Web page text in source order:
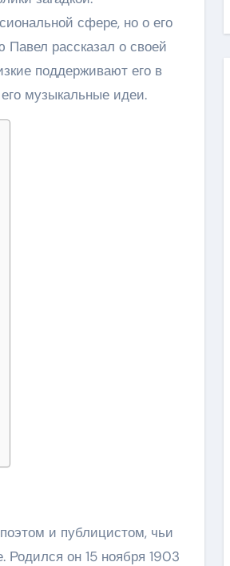
сфере, но о его
рассказал о своей
поддерживают его в
музыкальные идеи.
и публицистом, чьи
Родился он 15 ноября 1903